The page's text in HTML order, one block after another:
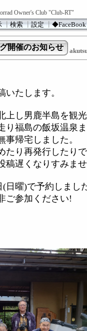
Owner's Club "Club-RT"
┃検索┃設定┃◆FaceBook
開催のお知らせ
たします。
上し男鹿半島を観光
り福島の飯坂温泉
帰宅しました。
たり再発行したりで
稿遅くなりすみま
(日曜)で予約しまし
ご参加ください!